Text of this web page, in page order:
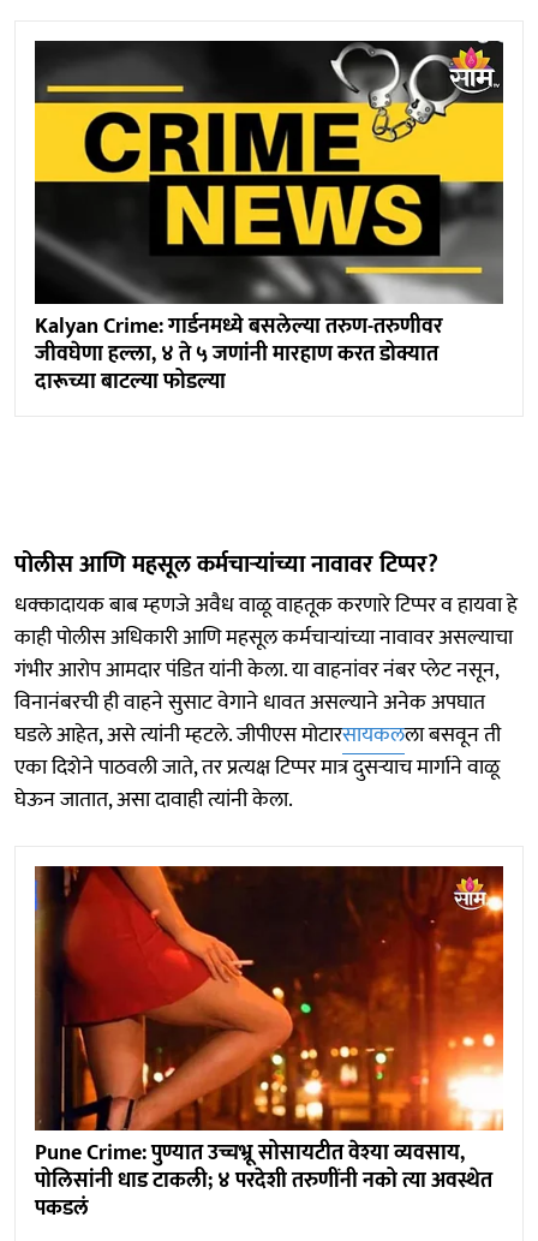
Kalyan Crime: गार्डनमध्ये बसलेल्या तरुण-तरुणीवर
जीवघेणा हल्ला, ४ ते ५ जणांनी मारहाण करत डोक्यात
दारूच्या बाटल्या फोडल्या
पोलीस आणि महसूल कर्मचाऱ्यांच्या नावावर टिप्पर?
धक्कादायक बाब म्हणजे अवैध वाळू वाहतूक करणारे टिप्पर व हायवा हे
काही पोलीस अधिकारी आणि महसूल कर्मचाऱ्यांच्या नावावर असल्याचा
गंभीर आरोप आमदार पंडित यांनी केला. या वाहनांवर नंबर प्लेट नसून,
विनानंबरची ही वाहने सुसाट वेगाने धावत असल्याने अनेक अपघात
घडले आहेत, असे त्यांनी म्हटले. जीपीएस मोटारसायकलला बसवून ती
एका दिशेने पाठवली जाते, तर प्रत्यक्ष टिप्पर मात्र दुसऱ्याच मार्गाने वाळू
घेऊन जातात, असा दावाही त्यांनी केला.
Pune Crime: पुण्यात उच्चभ्रू सोसायटीत वेश्या व्यवसाय,
पोलिसांनी धाड टाकली; ४ परदेशी तरुणींनी नको त्या अवस्थेत
पकडलं